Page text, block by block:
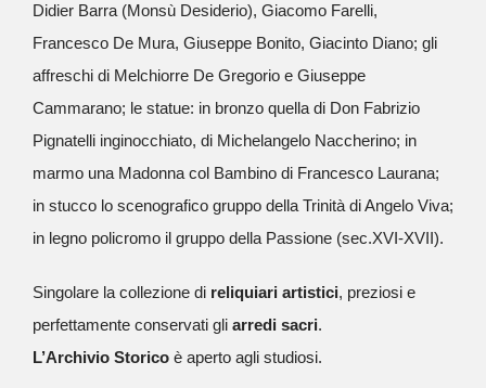
Didier Barra (Monsù Desiderio), Giacomo Farelli,
Francesco De Mura, Giuseppe Bonito, Giacinto Diano; gli
affreschi di Melchiorre De Gregorio e Giuseppe
Cammarano; le statue: in bronzo quella di Don Fabrizio
Pignatelli inginocchiato, di Michelangelo Naccherino; in
marmo una Madonna col Bambino di Francesco Laurana;
in stucco lo scenografico gruppo della Trinità di Angelo Viva;
in legno policromo il gruppo della Passione (sec.XVI-XVII).
Singolare la collezione di reliquiari artistici, preziosi e
perfettamente conservati gli arredi sacri.
L’Archivio Storicoè aperto agli studiosi.